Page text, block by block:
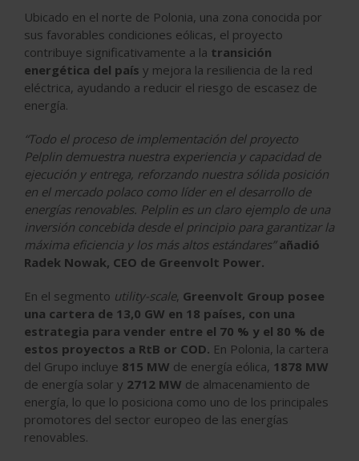
Ubicado en el norte de Polonia, una zona conocida por
sus favorables condiciones eólicas, el proyecto
contribuye significativamente a la transición
energética del país y mejora la resiliencia de la red
eléctrica, ayudando a reducir el riesgo de escasez de
energía.
“Todo el proceso de implementación del proyecto
Pelplin demuestra nuestra experiencia y capacidad de
ejecución y entrega, reforzando nuestra sólida posición
en el mercado polaco como líder en el desarrollo de
energías renovables. Pelplin es un claro ejemplo de una
inversión concebida desde el principio para garantizar la
máxima eficiencia y los más altos estándares” añadió
Radek Nowak, CEO de Greenvolt Power.
En el segmento utility-scale, Greenvolt Group posee
una cartera de 13,0 GW en 18 países, con una
estrategia para vender entre el 70 % y el 80 % de
estos proyectos a RtB or COD. En Polonia, la cartera
del Grupo incluye 815 MW de energía eólica, 1878 MW
de energía solar y 2712 MW de almacenamiento de
energía, lo que lo posiciona como uno de los principales
promotores del sector europeo de las energías
renovables.